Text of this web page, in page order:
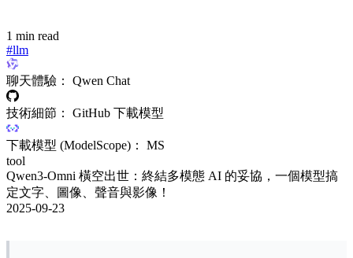
1 min read
#llm
聊天體驗： Qwen Chat
技術細節： GitHub 下載模型
下載模型 (ModelScope)： MS
tool
Qwen3-Omni 橫空出世：終結多模態 AI 的妥協，一個模型搞
定文字、圖像、聲音與影像！
2025-09-23